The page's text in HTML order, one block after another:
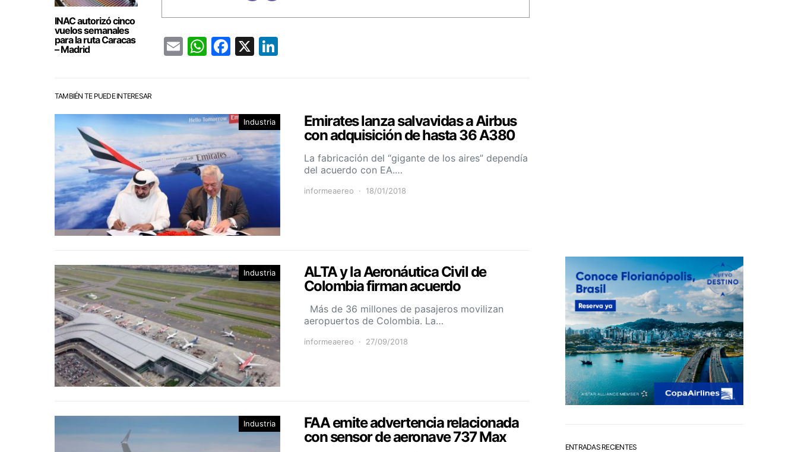
INAC autorizó cinco
vuelos semanales
para la ruta Caracas
– Madrid
EmailWhatsApp
Facebook
X
TAMBIÉN TE PUEDE INTERESAR
Industria
Emirates lanza salvavidas a Airbus
con adquisición de hasta 36 A380
La fabricación del “gigante de los aires” dependía
del acuerdo con EA.…
informeaereo 18/01/2018
Industria
ALTA y la Aeronáutica Civil de
Colombia firman acuerdo
Más de 36 millones de pasajeros movilizan
aeropuertos de Colombia. La…
informeaereo 27/09/2018
Industria
FAA emite advertencia relacionada
con sensor de aeronave 737 Max
ENTRADAS RECIENTES